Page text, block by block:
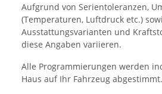
Aufgrund von Serientoleranzen,
(Temperaturen, Luftdruck etc.)
Ausstattungsvarianten und
diese Angaben variieren.
Alle Programmierungen werden
Haus auf Ihr Fahrzeug abgestimmt.